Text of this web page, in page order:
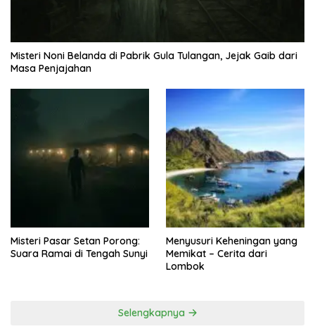
Misteri Noni Belanda di Pabrik Gula Tulangan, Jejak Gaib dari
Masa Penjajahan
Misteri Pasar Setan Porong:
Suara Ramai di Tengah Sunyi
Menyusuri Keheningan yang
Memikat – Cerita dari
Lombok
Selengkapnya